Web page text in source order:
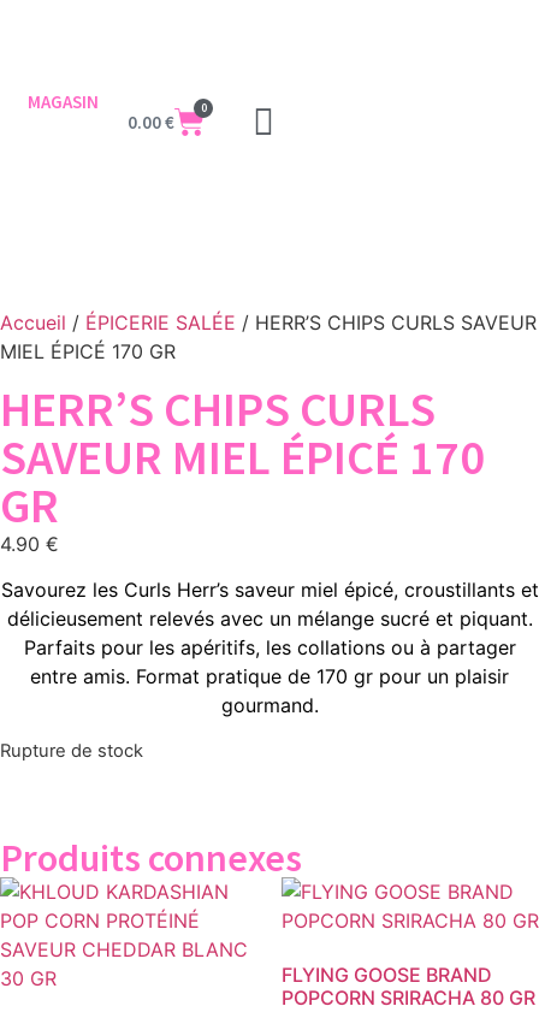
MAGASIN
0.00€
0
Accueil / ÉPICERIE SALÉE / HERR’S CHIPS CURLS SAVEUR
MIEL ÉPICÉ 170 GR
HERR’S CHIPS CURLS
SAVEUR MIEL ÉPICÉ 170
GR
4.90 €
Savourez les Curls Herr’s saveur miel épicé, croustillants et
délicieusement relevés avec un mélange sucré et piquant.
Parfaits pour les apéritifs, les collations ou à partager
entre amis. Format pratique de 170 gr pour un plaisir
gourmand.
Rupture de stock
Produits connexes
FLYING GOOSE BRAND
POPCORN SRIRACHA 80 GR